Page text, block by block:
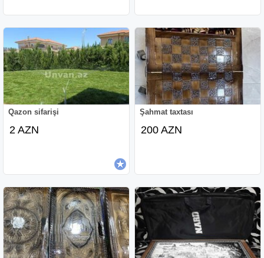
Qazon sifarişi
2 AZN
Şahmat taxtası
200 AZN